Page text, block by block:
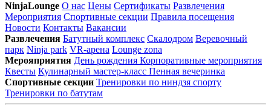
NinjaLounge О нас Цены Сертификаты Развлечения
Мероприятия Спортивные секции Правила посещения
Новости Контакты Вакансии
Развлечения Батутный комплекс Скалодром Веревочный
парк Ninja park VR-арена Lounge zona
Мерояприятия День рождения Корпоративные мероприятия
Квесты Кулинарный мастер-класс Пенная вечеринка
Спортивные секции Тренировки по ниндзя спорту
Тренировки по батутам